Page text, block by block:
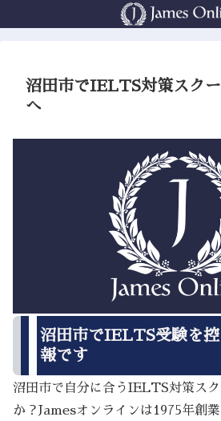
沼田市でIELTS対策スク
へ
沼田市でIELTS受験を控
報です
沼田市で自分に合うIELTS対策ス
か？Jamesオンラインは1975年創